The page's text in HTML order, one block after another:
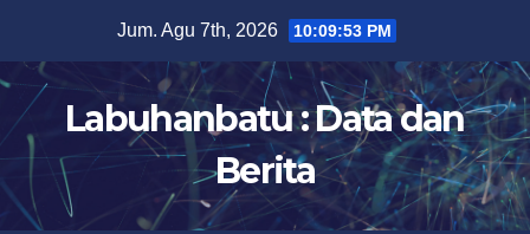
content
Jum. Agu 7th, 2026 10:09:54 PM
Labuhanbatu : Data dan
Berita